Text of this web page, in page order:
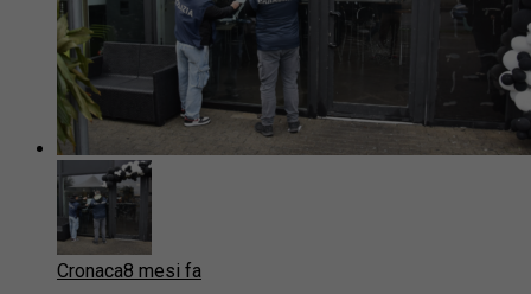
Cronaca8 mesi fa